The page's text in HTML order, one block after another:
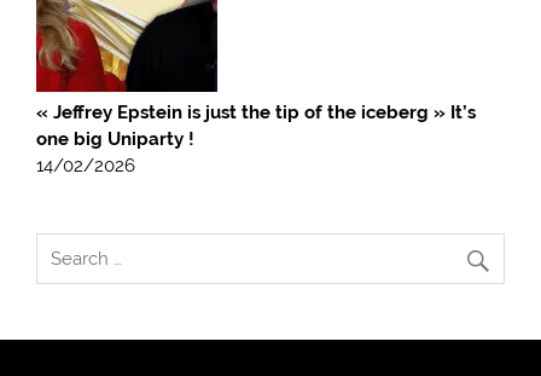
« Jeffrey Epstein is just the tip of the iceberg » It’s
one big Uniparty !
14/02/2026